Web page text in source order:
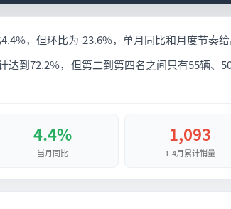
，但环比为-23.6%，单月同比和月度节奏给
到72.2%，但第二到第四名之间只有55辆、
4.4%
当月同比
1,093
1-4月累计销量